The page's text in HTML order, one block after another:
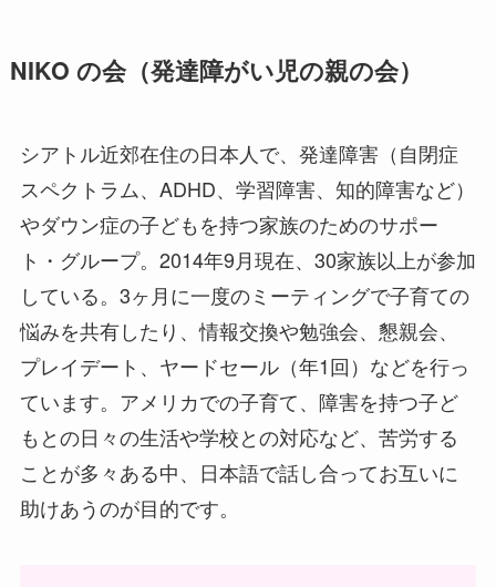
NIKO の会（発達障がい児の親の会）
シアトル近郊在住の日本人で、発達障害（自閉症
スペクトラム、ADHD、学習障害、知的障害など）
やダウン症の子どもを持つ家族のためのサポー
ト・グループ。2014年9月現在、30家族以上が参加
している。3ヶ月に一度のミーティングで子育ての
悩みを共有したり、情報交換や勉強会、懇親会、
プレイデート、ヤードセール（年1回）などを行っ
ています。アメリカでの子育て、障害を持つ子ど
もとの日々の生活や学校との対応など、苦労する
ことが多々ある中、日本語で話し合ってお互いに
助けあうのが目的です。